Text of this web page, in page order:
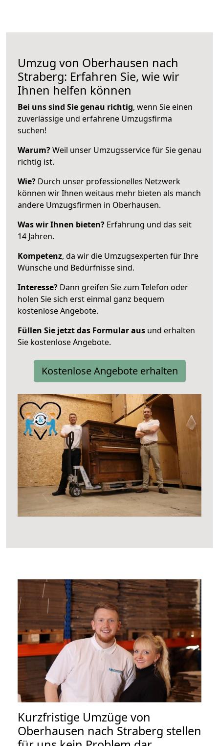
Umzug von Oberhausen nach
Straberg: Erfahren Sie, wie wir
Ihnen helfen können
Bei uns sind Sie genau richtig, wenn Sie einen
zuverlässige und erfahrene Umzugsfirma
suchen!
Warum?Weil unser Umzugsservice für Sie genau
richtig ist.
Wie? Durch unser professionelles Netzwerk
können wir Ihnen weitaus mehr bieten als manch
andere Umzugsfirmen in Oberhausen.
Was wir Ihnen bieten? Erfahrung und das seit
14 Jahren.
Kompetenz, da wir die Umzugsexperten für Ihre
Wünsche und Bedürfnisse sind.
Interesse? Dann greifen Sie zum Telefon oder
holen Sie sich erst einmal ganz bequem
kostenlose Angebote.
Füllen Sie jetzt das Formular aus und erhalten
Sie kostenlose Angebote.
Kostenlose Angebote erhalten
Kurzfristige Umzüge von
Oberhausen nach Straberg stellen